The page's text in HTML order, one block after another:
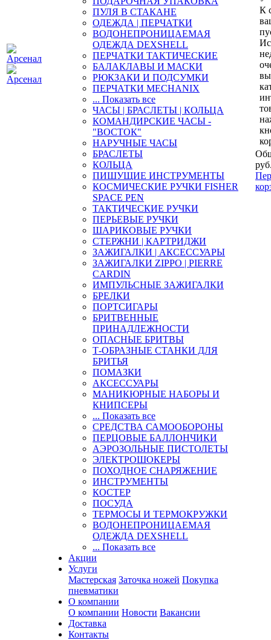
ПУЛЯ В СТАКАНЕ
ОДЕЖДА | ПЕРЧАТКИ
ВОДОНЕПРОНИЦАЕМАЯ
ОДЕЖДА DEXSHELL
ПЕРЧАТКИ ТАКТИЧЕСКИЕ
БАЛАКЛАВЫ И МАСКИ
РЮКЗАКИ И ПОДСУМКИ
ПЕРЧАТКИ MECHANIX
... Показать все
ЧАСЫ | БРАСЛЕТЫ | КОЛЬЦА
КОМАНДИРСКИЕ ЧАСЫ -
"ВОСТОК"
НАРУЧНЫЕ ЧАСЫ
БРАСЛЕТЫ
КОЛЬЦА
ПИШУЩИЕ ИНСТРУМЕНТЫ
КОСМИЧЕСКИЕ РУЧКИ FISHER
SPACE PEN
ТАКТИЧЕСКИЕ РУЧКИ
ПЕРЬЕВЫЕ РУЧКИ
ШАРИКОВЫЕ РУЧКИ
СТЕРЖНИ | КАРТРИДЖИ
ЗАЖИГАЛКИ | АКСЕССУАРЫ
ЗАЖИГАЛКИ ZIPPO | PIERRE
CARDIN
ИМПУЛЬСНЫЕ ЗАЖИГАЛКИ
БРЕЛКИ
ПОРТСИГАРЫ
БРИТВЕННЫЕ
ПРИНАДЛЕЖНОСТИ
ОПАСНЫЕ БРИТВЫ
Т-ОБРАЗНЫЕ СТАНКИ ДЛЯ
БРИТЬЯ
ПОМАЗКИ
АКСЕССУАРЫ
МАНИКЮРНЫЕ НАБОРЫ И
КНИПСЕРЫ
... Показать все
СРЕДСТВА САМООБОРОНЫ
ПЕРЦОВЫЕ БАЛЛОНЧИКИ
АЭРОЗОЛЬНЫЕ ПИСТОЛЕТЫ
ЭЛЕКТРОШОКЕРЫ
ПОХОДНОЕ СНАРЯЖЕНИЕ
ИНСТРУМЕНТЫ
КОСТЕР
ПОСУДА
ТЕРМОСЫ И ТЕРМОКРУЖКИ
ВОДОНЕПРОНИЦАЕМАЯ
ОДЕЖДА DEXSHELL
... Показать все
Акции
Услуги
Мастерская Заточка ножей Покупка
пневматики
О компании
О компании Новости Вакансии
Доставка
Контакты
К